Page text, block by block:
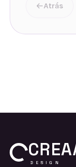
Atrás
DESIGN